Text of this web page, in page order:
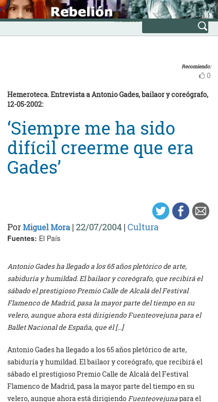
Skip
to
content
INICIO
Avanzada
Recomiendo:
0
Hemeroteca. Entrevista a Antonio Gades, bailaor y coreógrafo,
12-05-2002:
‘Siempre me ha sido
difícil creerme que era
Gades’
PorMiguel Mora | 22/07/2004 | Cultura
Fuentes: El País
Antonio Gades ha llegado a los 65 años pletórico de arte,
sabiduría y humildad. El bailaor y coreógrafo, que recibirá el
sábado el prestigioso Premio Calle de Alcalá del Festival
Flamenco de Madrid, pasa la mayor parte del tiempo en su
velero, aunque ahora está dirigiendo Fuenteovejuna para el
Ballet Nacional de España, que él […]
Antonio Gades ha llegado a los 65 años pletórico de arte,
sabiduría y humildad. El bailaor y coreógrafo, que recibirá el
sábado el prestigioso Premio Calle de Alcalá del Festival
Flamenco de Madrid, pasa la mayor parte del tiempo en su
velero, aunque ahora está dirigiendo Fuenteovejunapara el